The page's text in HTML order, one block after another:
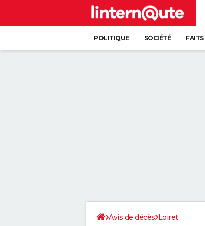
POLITIQUE SOCIÉTÉ FAITS
Avis de décès Loiret